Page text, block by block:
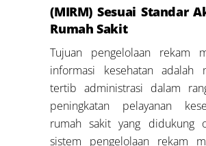
(MIRM) Sesuai Standar
Rumah Sakit
Tujuan pengelolaan rekam
informasi kesehatan adalah
tertib administrasi dalam
peningkatan pelayanan
rumah sakit yang didukung
sistem pengelolaan rekam